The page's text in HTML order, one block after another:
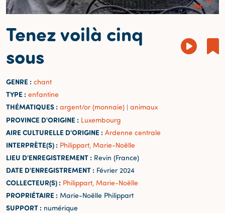
Tenez voilà cinq
sous
GENRE : chant
TYPE : enfantine
THÉMATIQUES : argent/or (monnaie) | animaux
PROVINCE D'ORIGINE : Luxembourg
AIRE CULTURELLE D'ORIGINE : Ardenne centrale
INTERPRÈTE(S) : Philippart, Marie-Noëlle
LIEU D'ENREGISTREMENT : Revin (France)
DATE D'ENREGISTREMENT : Février 2024
COLLECTEUR(S) : Philippart, Marie-Noëlle
PROPRIÉTAIRE : Marie-Noëlle Philippart
SUPPORT : numérique